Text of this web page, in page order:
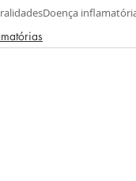
Doença